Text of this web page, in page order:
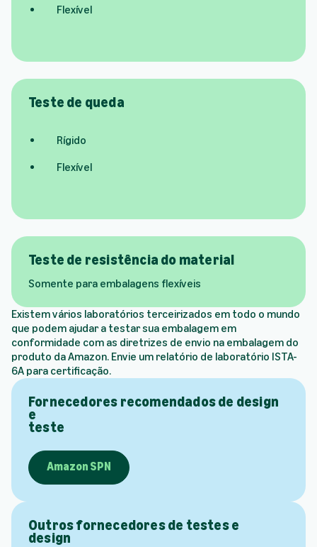
Flexível
Teste de queda
Rígido
Flexível
Teste de resistência do material
Somente para embalagens flexíveis
Existem vários laboratórios terceirizados em todo o mundo
que podem ajudar a testar sua embalagem em
conformidade com as diretrizes de envio na embalagem do
produto da Amazon. Envie um relatório de laboratório ISTA-
6A para certificação.
Fornecedores recomendados de design
e
teste
Amazon SPN
Outros fornecedores de testes e
design